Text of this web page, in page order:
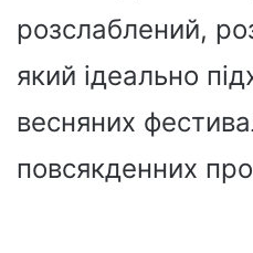
розслаблений,
який ідеально
весняних
повсякденних